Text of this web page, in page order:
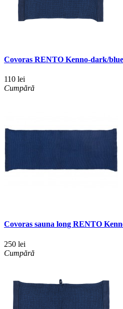
Covoras RENTO Kenno-dark/
110 lei
Cumpără
Covoras sauna long RENTO
250 lei
Cumpără